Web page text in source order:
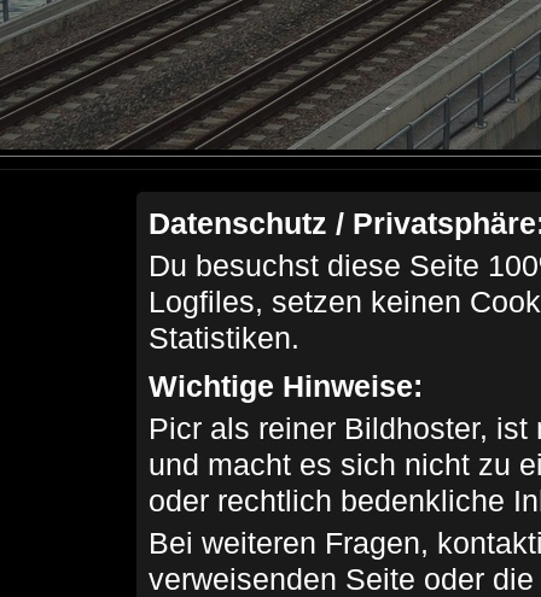
Datenschutz /
Du besuchst diese Seite
Logfiles, setzen keinen
Statistiken.
Wichtige Hinweise:
Picr als reiner Bildhoster,
und macht es sich nicht zu
oder rechtlich bedenkliche
Bei weiteren Fragen,
verweisenden Seite oder